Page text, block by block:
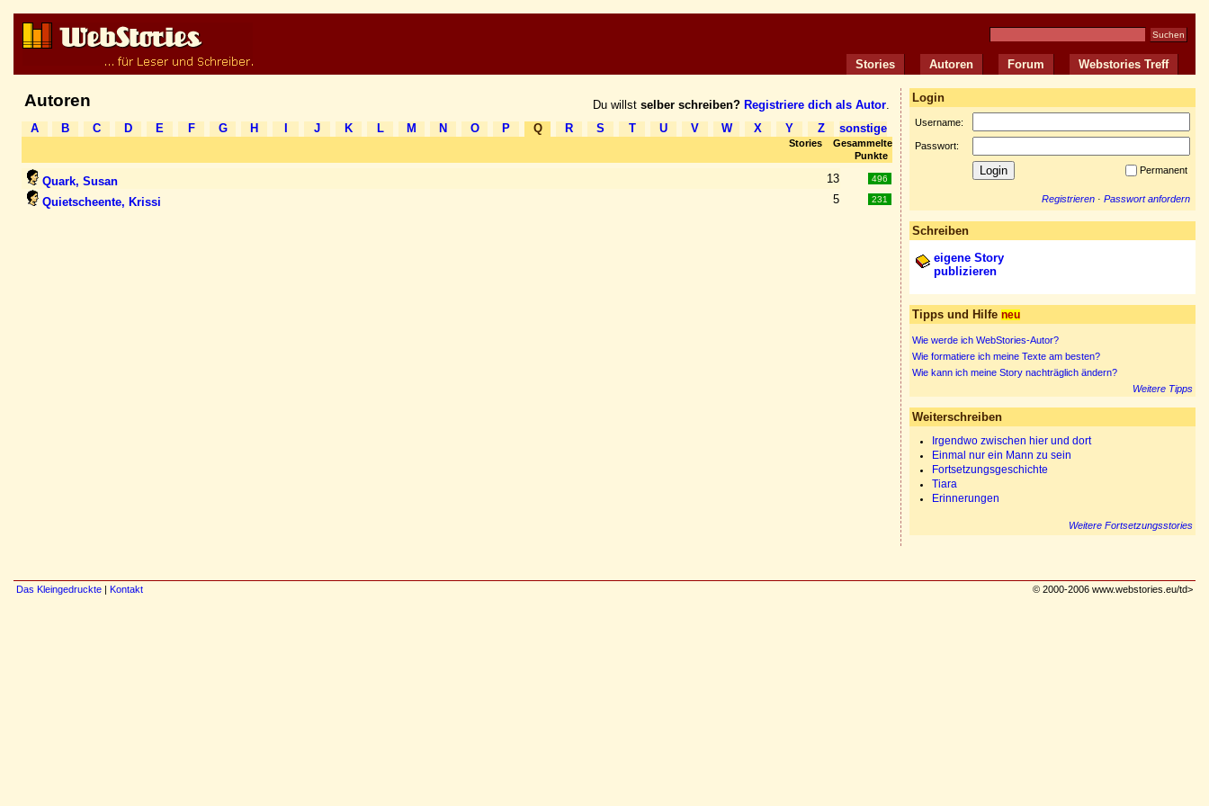
Stories Autoren Forum Webstories Treff
Autoren Du willst selber schreiben? Registriere dich als Autor.
A
B C D E F G H J K L M N O P Q R S T U V W X Y Z sonstige
Stories Gesammelte
Punkte
Quark, Susan 13 496
Quietscheente, Krissi 5 231
Login
Username:
Passwort:
Permanent
Registrieren · Passwort anfordern
Schreiben
eigene Story
publizieren
Tipps und Hilfe neu
Wie werde ich WebStories-Autor?
Wie formatiere ich meine Texte am besten?
Wie kann ich meine Story nachträglich ändern?
Weitere Tipps
Weiterschreiben
Irgendwo zwischen hier und dort
Einmal nur ein Mann zu sein
Fortsetzungsgeschichte
Tiara
Erinnerungen
Weitere Fortsetzungsstories
Das Kleingedruckte | Kontakt © 2000-2006 www.webstories.eu/td>